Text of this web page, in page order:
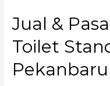
Jual &
Toilet
Pekanbaru